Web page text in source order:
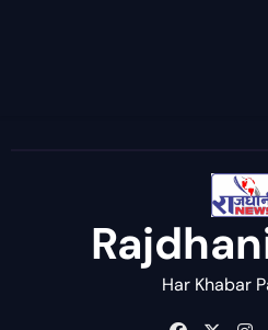
Har Khabar